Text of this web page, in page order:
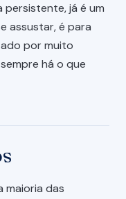
persistente, já é um
assustar, é para
por muito
há o que
maioria das